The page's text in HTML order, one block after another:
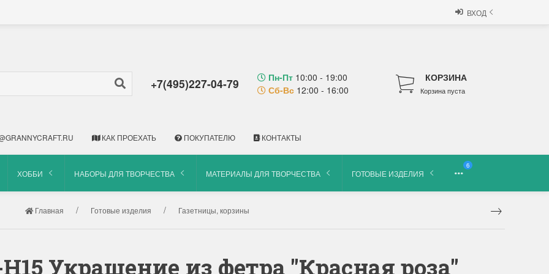
ВХОД
+7(495)227-04-79 Пн-Пт 10:00 - 19:00
Сб-Вс 12:00 - 16:00
КОРЗИНА
Корзина пуста
КАК ПРОЕХАТЬ ПОКУПАТЕЛЮ КОНТАКТЫ
ХОББИ НАБОРЫ ДЛЯ ТВОРЧЕСТВА МАТЕРИАЛЫ ДЛЯ ТВОРЧЕСТВА ГОТОВЫЕ ИЗДЕЛИЯ
6
Главная Готовые изделия Газетницы, корзины
Украшение из фетра "Красная роза"